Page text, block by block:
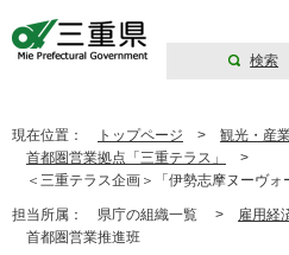
検索
現在位置： トップページ > 観光・産
首都圏営業拠点「三重テラス」
>
＜三重テラス企画＞「伊勢志摩ヌーヴォ
担当所属： 県庁の組織一覧 > 雇用経
首都圏営業推進班